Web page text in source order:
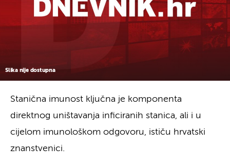
Slika nije dostupna
Stanična imunost ključna je komponenta
direktnog uništavanja inficiranih stanica, ali i u
cijelom imunološkom odgovoru, ističu hrvatski
znanstvenici.